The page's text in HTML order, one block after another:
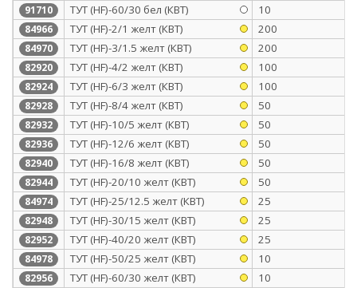
91710 ТУТ (HF)-60/30 бел (КВТ) 10
84966 ТУТ (HF)-2/1 желт (КВТ) 200
84970 ТУТ (HF)-3/1.5 желт (КВТ) 200
82920 ТУТ (HF)-4/2 желт (КВТ) 100
82924 ТУТ (HF)-6/3 желт (КВТ) 100
82928 ТУТ (HF)-8/4 желт (КВТ) 50
82932 ТУТ (HF)-10/5 желт (КВТ) 50
82936 ТУТ (HF)-12/6 желт (КВТ) 50
82940 ТУТ (HF)-16/8 желт (КВТ) 50
82944 ТУТ (HF)-20/10 желт (КВТ) 50
84974 ТУТ (HF)-25/12.5 желт (КВТ) 25
82948 ТУТ (HF)-30/15 желт (КВТ) 25
82952 ТУТ (HF)-40/20 желт (КВТ) 25
84978 ТУТ (HF)-50/25 желт (КВТ) 10
82956 ТУТ (HF)-60/30 желт (КВТ) 10